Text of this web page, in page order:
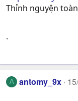
Thỉnh nguyện
`
A antomy_9x